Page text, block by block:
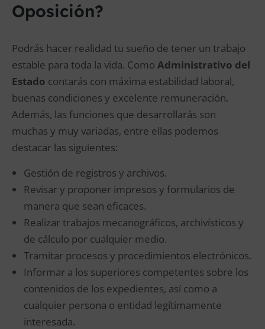
Oposición?
Podrás hacer realidad tu sueño de tener un trabajo
estable para toda la vida. Como Administrativo del
Estado contarás con máxima estabilidad laboral,
buenas condiciones y excelente remuneración.
Además, las funciones que desarrollarás son
muchas y muy variadas, entre ellas podemos
destacar las siguientes:
Gestión de registros y archivos.
Revisar y proponer impresos y formularios de
manera que sean eficaces.
Realizar trabajos mecanográficos, archivísticos y
de cálculo por cualquier medio.
Tramitar procesos y procedimientos electrónicos.
Informar a los superiores competentes sobre los
contenidos de los expedientes, así como a
cualquier persona o entidad legítimamente
interesada.